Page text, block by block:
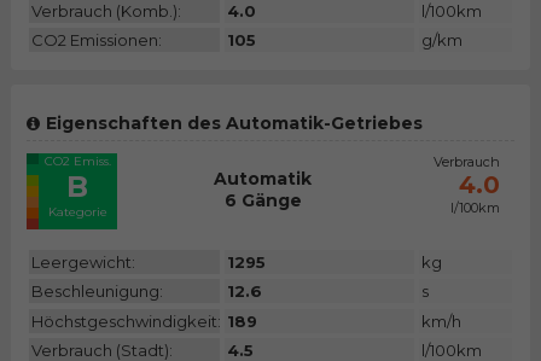
Verbrauch (Komb.):
4.0
l/100km
CO2 Emissionen:
105 g/km
Eigenschaften des Automatik-Getriebes
CO2 Emiss.
B
Kategorie
Automatik
6 Gänge
Verbrauch
4.0
l/100km
Leergewicht: 1295
kg
Beschleunigung:
12.6
s
Höchstgeschwindigkeit: 189
km/h
Verbrauch (Stadt):
4.5
l/100km